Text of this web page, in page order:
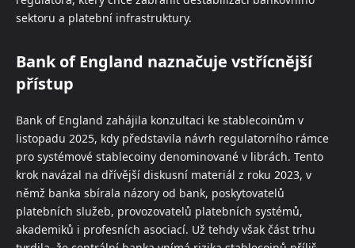
sektoru a platební infrastruktury.
Bank of England naznačuje vstřícnější
přístup
Bank of England zahájila konzultaci ke stablecoinům v
listopadu 2025, kdy představila návrh regulatorního rámce
pro systémové stablecoiny denominované v librách. Tento
krok navázal na dřívější diskusní materiál z roku 2023, v
němž banka sbírala názory od bank, poskytovatelů
platebních služeb, provozovatelů platebních systémů,
akademiků i profesních asociací. Už tehdy však část trhu